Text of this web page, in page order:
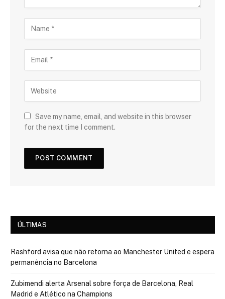
Save my name, email, and website in this browser
for the next time I comment.
ÚLTIMAS
Rashford avisa que não retorna ao Manchester United e espera
permanência no Barcelona
Zubimendi alerta Arsenal sobre força de Barcelona, Real
Madrid e Atlético na Champions